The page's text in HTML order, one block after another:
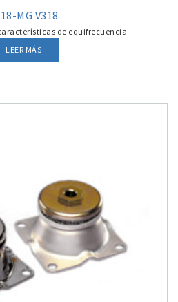
MG V318
de equifrecuencia.
LEER MÁS